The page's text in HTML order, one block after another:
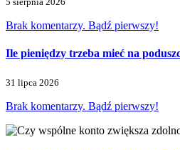
Brak komentarzy. Bądź pierwszy!
Ile pieniędzy trzeba mieć na
31 lipca 2026
Brak komentarzy. Bądź pierwszy!